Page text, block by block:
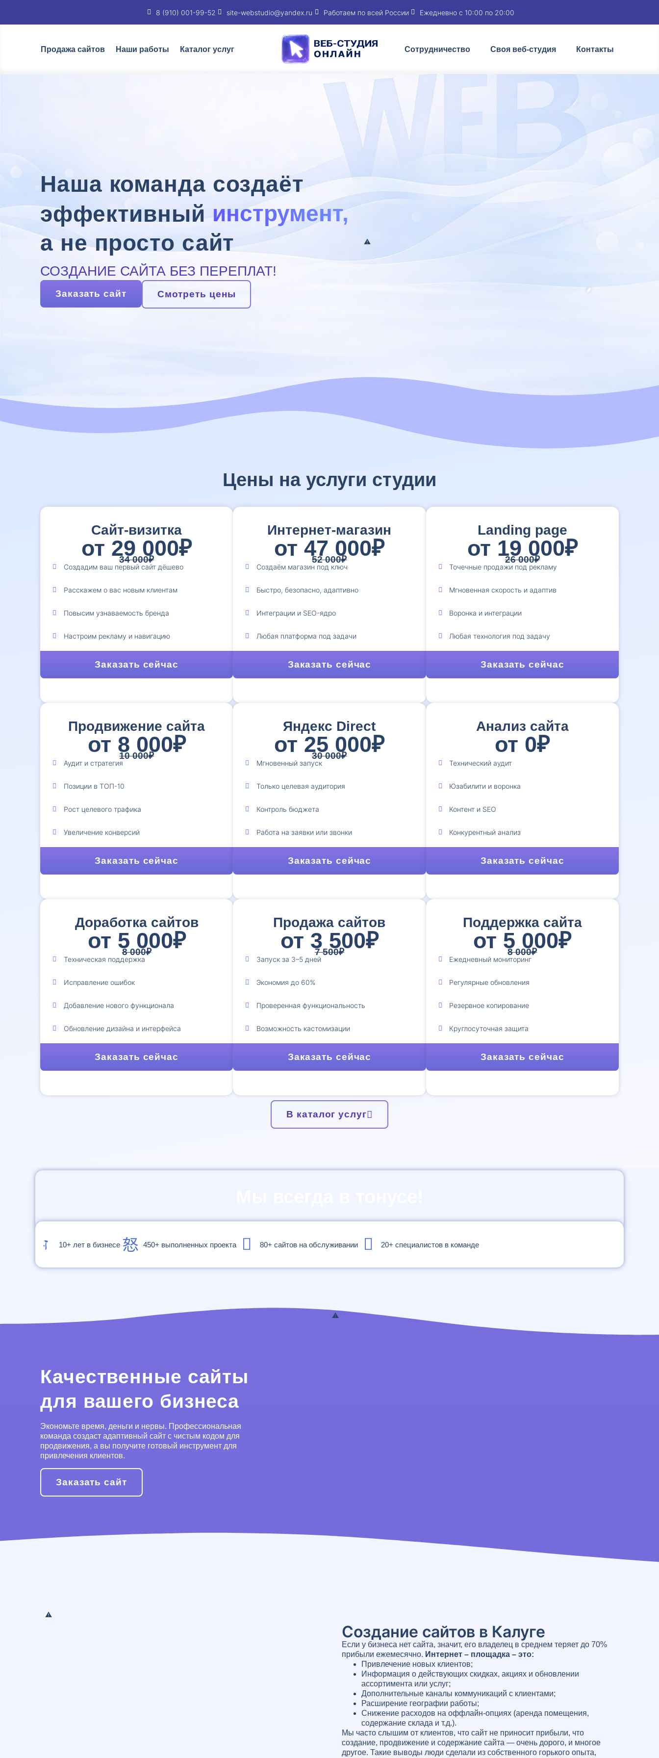
8 (910) 001-99-52 site-webstudio@yandex.ru Работаем по всей России Ежедневно с 10:00 по 20:00
Продажа сайтов Наши работы Каталог услуг Сотрудничество Своя веб-студия Контакты
Наша команда создаёт
эффективный инструмент,
а не просто сайт
СОЗДАНИЕ САЙТА БЕЗ ПЕРЕПЛАТ!
Заказать сайт Смотреть цены
Цены на услуги студии
Сайт-визитка
от 29 000₽
34 000₽
Создадим ваш первый сайт дёшево
Расскажем о вас новым клиентам
Повысим узнаваемость бренда
Настроим рекламу и навигацию
Заказать сейчас
Интернет-магазин
от 47 000₽
52 000₽
Создаём магазин под ключ
Быстро, безопасно, адаптивно
Интеграции и SEO-ядро
Любая платформа под задачи
Заказать сейчас
Landing page
от 19 000₽
26 000₽
Точечные продажи под рекламу
Мгновенная скорость и адаптив
Воронка и интеграции
Любая технология под задачу
Заказать сейчас
Продвижение сайта
от 8 000₽
10 000₽
Аудит и стратегия
Позиции в ТОП-10
Рост целевого трафика
Увеличение конверсий
Заказать сейчас
Яндекс Direct
от 25 000₽
30 000₽
Мгновенный запуск
Только целевая аудитория
Контроль бюджета
Работа на заявки или звонки
Заказать сейчас
Анализ сайта
от 0₽
Технический аудит
Юзабилити и воронка
Контент и SEO
Конкурентный анализ
Заказать сейчас
Доработка сайтов
от 5 000₽
8 000₽
Техническая поддержка
Исправление ошибок
Добавление нового функционала
Обновление дизайна и интерфейса
Заказать сейчас
Продажа сайтов
от 3 500₽
7 500₽
Запуск за 3–5 дней
Экономия до 60%
Проверенная функциональность
Возможность кастомизации
Заказать сейчас
Поддержка сайта
от 5 000₽
8 000₽
Ежедневный мониторинг
Регулярные обновления
Резервное копирование
Круглосуточная защита
Заказать сейчас
В каталог услуг
10+ лет в бизнесе 450+ выполненных проекта 80+ сайтов на обслуживании 20+ специалистов в команде
Качественные сайты
для вашего бизнеса
Экономьте время, деньги и нервы. Профессиональная
команда создаст адаптивный сайт с чистым кодом для
продвижения, а вы получите готовый инструмент для
привлечения клиентов.
Заказать сайт
Создание сайтов в Калуге
Если у бизнеса нет сайта, значит, его владелец в среднем теряет до 70%
прибыли ежемесячно. Интернет – площадка – это:
Привлечение новых клиентов;
Информация о действующих скидках, акциях и обновлении
ассортимента или услуг;
Дополнительные каналы коммуникаций с клиентами;
Расширение географии работы;
Снижение расходов на оффлайн-опциях (аренда помещения,
содержание склада и т.д.).
Мы часто слышим от клиентов, что сайт не приносит прибыли, что
создание, продвижение и содержание сайта — очень дорого, и многое
другое. Такие выводы люди сделали из собственного горького опыта,